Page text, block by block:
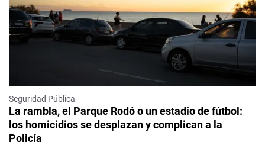
Seguridad Pública
La rambla, el Parque Rodó o un estadio de fútbol:
los homicidios se desplazan y complican a la
Policía